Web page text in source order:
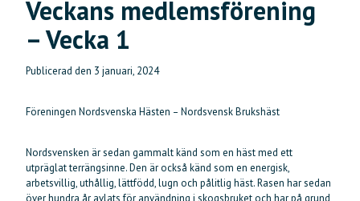
Veckans medlemsförening
– Vecka 1
Publicerad den 3 januari, 2024
Föreningen Nordsvenska Hästen – Nordsvensk Brukshäst
Nordsvensken är sedan gammalt känd som en häst med ett
utpräglat terrängsinne. Den är också känd som en energisk,
arbetsvillig, uthållig, lättfödd, lugn och pålitlig häst. Rasen har sedan